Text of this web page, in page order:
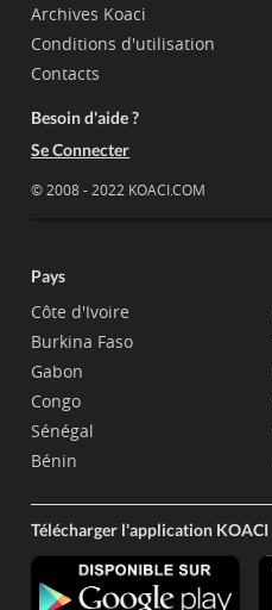
Archives Koaci
Conditions d'utilisation
Contacts
Besoin d'aide ?
Se Connecter
© 2008 - 2022 KOACI.COM
Pays
Côte d'Ivoire
Burkina Faso
Gabon
Congo
Sénégal
Bénin
Télécharger l'application KOACI